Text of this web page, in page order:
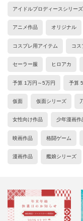
アイドルプロディースシリーズ
アニメ作品 オリジナル
コスプレ用アイテム コス
セーラー服 ヒロアカ
予算 1万円～5万円 予算
仮面 仮面シリーズ
女性向け作品 少年漫画作
映画作品 格闘ゲーム
漫画作品 艦娘シリーズ